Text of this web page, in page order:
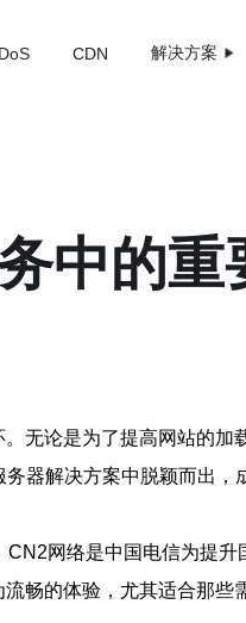
CDN 解决方案
中的重
无论是为了提高网站的
器解决方案中脱颖而出
网络是中国电信为提
畅的体验，尤其适合那些